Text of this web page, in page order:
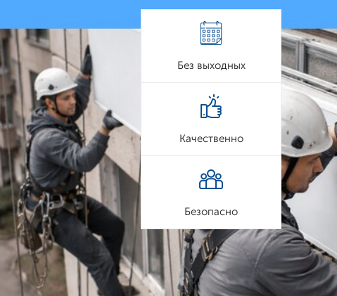
Без выходных
Качественно
Безопасно